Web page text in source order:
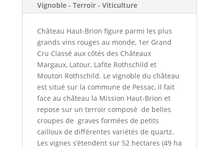
Vignoble - Terroir - Viticulture
Château Haut-Brion figure parmi les plus
grands vins rouges au monde, 1er Grand
Cru Classé aux côtés des Châteaux
Margaux, Latour, Lafite Rothschild et
Mouton Rothschild. Le vignoble du château
est situé sur la commune de Pessac, il fait
face au château la Mission Haut-Brion et
repose sur un terroir composé de belles
croupes de graves formées de petits
cailloux de différentes variétés de quartz.
Les vignes s’étendent sur 52 hectares (49 ha